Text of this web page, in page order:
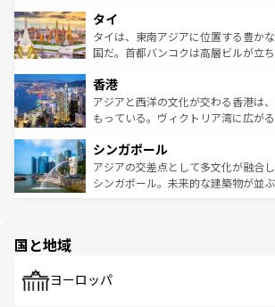
リティに包まれながら、韓国の多彩な
わってみてほしい。 なお、新
覧を参照してほしい。
急速な発展と共に伝統が息づく。ハノ
ーチミン市のフランス統治時代の建
醸し出している。また、バラエティ
とつ。フォーやバインミー、ベトナム
ひ現地で味わいたい。どの地域を訪
が旅行者を迎えてくれるので、きっ
参照してほしい。
タイ
タイは、東南アジアに位置する豊か
国だ。首都バンコクは高層ビルが立
の活気が交差している。北部ではチェ
帯で自然と触れ合い、南部ではプー
いビーチでリゾート気分を楽しむこ
激する。気候は一年中温暖で、どの季
が待っている。親しみやすいタイの
た文化、そして多様な観光資源が、
香港
アジアと西洋の文化が交わる香港は
もっている。ヴィクトリア湾に広が
み、どこを訪れても感動するはず。観
ており、効率よく見どころを回れる
うな絶景から文化的な体験まで、香
シンガポール
アジアの交差点として多文化が融合
シンガポール。未来的な建築物が並
で、ホーカーズは地元の風情を楽しめ
国と地域
ヨーロッパ